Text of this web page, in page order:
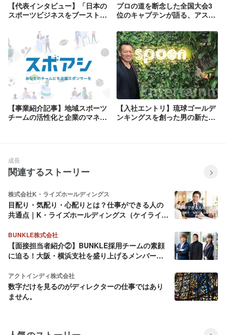
【代表インタビュー】「日本の
スポーツビジネスをブーストさ
る。」権力一極集中のスポーツ
業界にパラダイムシフトを。
プロの道を断念した全国大会3
位のキャプテンが語る、アスリ
いとは
【事業紹介記事】地域スポーツ
チームの活性化と企業のマネタ
【入社エントリ】琉球ゴールデ
ンキングスを創った男の新たな
成長
関連するストーリー
株式会社K・ライズホールディングス
目配り・気配り・心配りとは？仕事ができる人の
共通点｜K・ライズホールディングス（ケイライ
BUNKLE株式会社
【面接担当者紹介②】BUNKLE採用チームの素顔
に迫る！大阪・横浜支社を盛り上げるメンバーを
アクトインディ株式会社
数字だけを見るのがディレクターの仕事ではあり
ません。